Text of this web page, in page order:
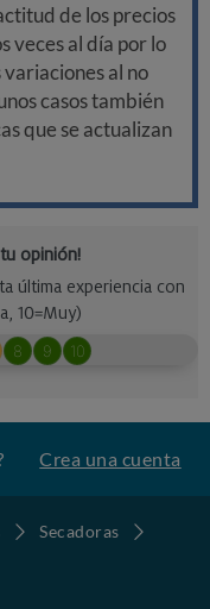
de los precios
veces al día por lo
al no
casos también
que se actualizan
Crea una cuenta
Secadoras